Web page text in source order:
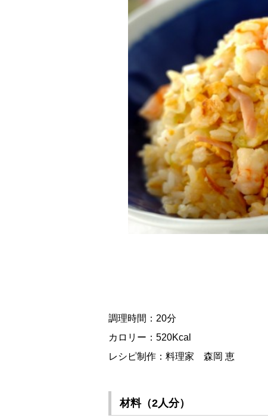
調理時間：20分
カロリー：520Kcal
レシピ制作：料理家 森岡 恵
材料（2人分）